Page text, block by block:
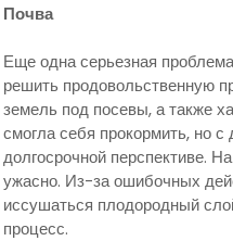
Почва
Еще одна серьезная
решить продовольственную
земель под посевы, а также
смогла себя прокормить, но
долгосрочной перспективе.
ужасно. Из-за ошибочных
иссушаться плодородный
процесс.